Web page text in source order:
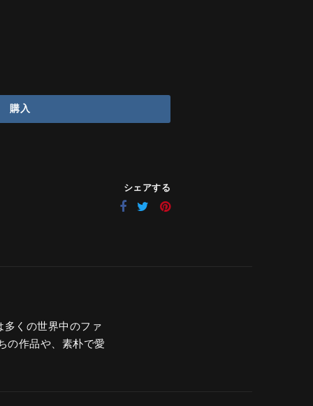
購入
シェアする
くの世界中のファ
の作品や、素朴で愛